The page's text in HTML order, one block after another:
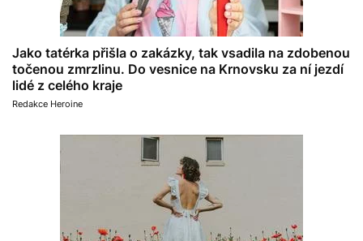
Jako tatérka přišla o zakázky, tak vsadila na zdobenou
točenou zmrzlinu. Do vesnice na Krnovsku za ní jezdí
lidé z celého kraje
Redakce Heroine